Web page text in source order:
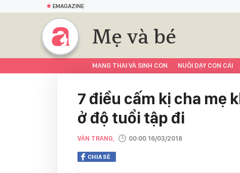
EMAGAZINE
Mẹ và bé
MANG THAI VÀ SINH CON NUÔI DẠY CON CÁI
7 điều cấm kị cha mẹ
ở độ tuổi tập đi
VÂN TRANG, 00:00 16/03/2018
CHIA SẺ